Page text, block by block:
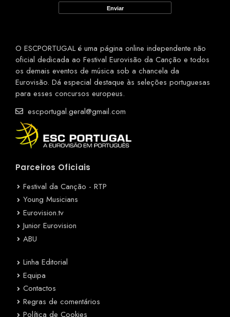
O ESCPORTUGAL é uma página online independente não
oficial dedicada ao Festival Eurovisão da Canção e todos
os demais eventos de música sob a chancela da
Eurovisão. Dá especial destaque às seleções portuguesas
para esses concursos europeus.
escportugal.geral@gmail.com
Parceiros Oficiais
Festival da Canção - RTP
Young Musicians
Eurovision.tv
Junior Eurovision
ABU
Linha Editorial
Equipa
Contactos
Regras de comentários
Política de Cookies